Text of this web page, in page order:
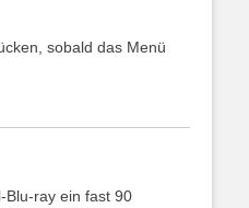
sobald das Menü
Blu-ray ein fast 90